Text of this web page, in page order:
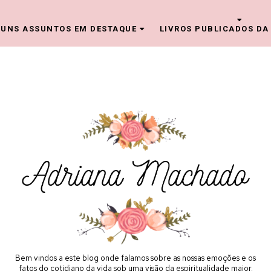
ASSUNTOS EM DESTAQUE LIVROS PUBLICADOS DA
Bem vindos a este blog onde falamos sobre as nossas emoções e os
fatos do cotidiano da vida sob uma visão da espiritualidade maior.